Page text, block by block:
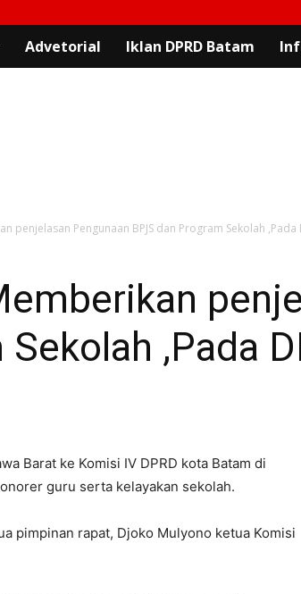
Advetorial Iklan DPRD Batam
penjelasan Pengunaan BPJS dan Program Sekolah ,Pada
,Pada
Barat ke Komisi IV DPRD kota Batam di
guru serta kelayakan sekolah.
pimpinan rapat, Djoko Mulyono ketua Komisi